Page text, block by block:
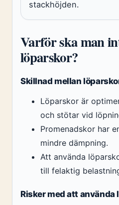
stackhöjden.
Varför ska man
löparskor?
Skillnad mellan
Löparskor är
och stötar vid
Promenadskor har
mindre dämpning.
Att använda
till felaktig
Risker med att